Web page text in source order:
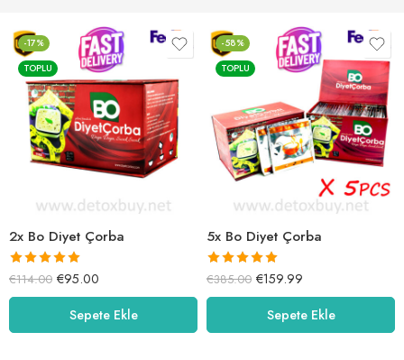
-17%
TOPLU
2x Bo Diyet Çorba
5 üzerinden
5.00oy aldı
€114.00 €95.00
Sepete Ekle
-58%
TOPLU
5x Bo Diyet Çorba
5 üzerinden
5.00oy aldı
€385.00 €159.99
Sepete Ekle